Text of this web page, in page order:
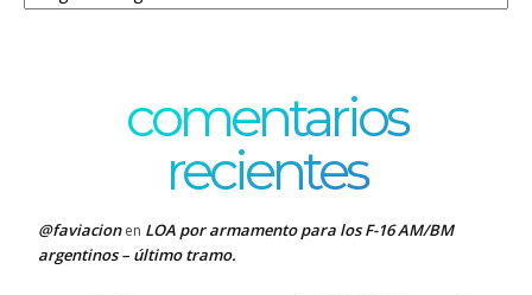
comentarios
recientes
@faviacionen LOA por armamento para los F-16 AM/BM
argentinos – último tramo.